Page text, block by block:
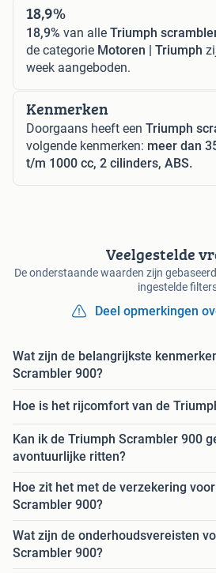
18,9%
18,9% van alle Triumph
de categorie Motoren | Triumph
week aangeboden.
Kenmerken
Doorgaans heeft een Triumph
volgende kenmerken: meer dan
t/m 1000 cc, 2 cilinders, ABS.
Veelgestelde
De onderstaande waarden zijn
ingestelde
Deel opmerkingen
Wat zijn de belangrijkste
Scrambler 900?
Hoe is het rijcomfort van de
Kan ik de Triumph Scrambler 900
avontuurlijke ritten?
Hoe zit het met de verzekering
Scrambler 900?
Wat zijn de onderhoudsvereisten
Scrambler 900?